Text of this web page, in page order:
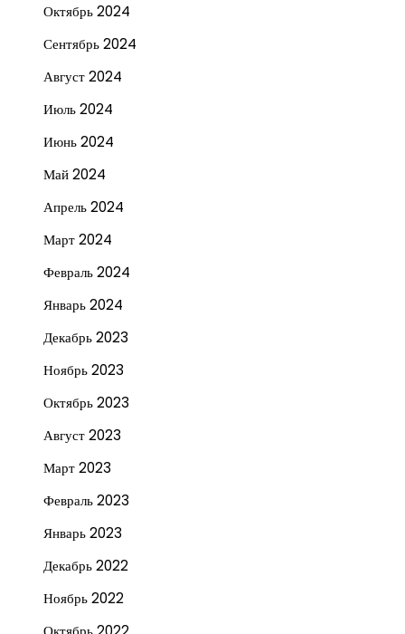
Октябрь 2024
Сентябрь 2024
Август 2024
Июль 2024
Июнь 2024
Май 2024
Апрель 2024
Март 2024
Февраль 2024
Январь 2024
Декабрь 2023
Ноябрь 2023
Октябрь 2023
Август 2023
Март 2023
Февраль 2023
Январь 2023
Декабрь 2022
Ноябрь 2022